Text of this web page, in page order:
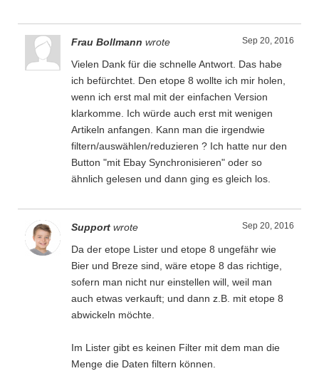
Sep 20, 2016
Frau Bollmann wrote
Vielen Dank für die schnelle Antwort. Das habe
ich befürchtet. Den etope 8 wollte ich mir holen,
wenn ich erst mal mit der einfachen Version
klarkomme. Ich würde auch erst mit wenigen
Artikeln anfangen. Kann man die irgendwie
filtern/auswählen/reduzieren ? Ich hatte nur den
Button "mit Ebay Synchronisieren" oder so
ähnlich gelesen und dann ging es gleich los.
Sep 20, 2016
Support wrote
Da der etope Lister und etope 8 ungefähr wie
Bier und Breze sind, wäre etope 8 das richtige,
sofern man nicht nur einstellen will, weil man
auch etwas verkauft; und dann z.B. mit etope 8
abwickeln möchte.
Im Lister gibt es keinen Filter mit dem man die
Menge die Daten filtern können.